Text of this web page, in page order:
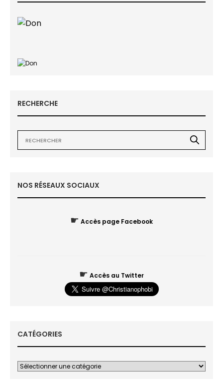
RECHERCHE
NOS RÉSEAUX SOCIAUX
☛ Accès page Facebook
☛ Accès au Twitter
CATÉGORIES